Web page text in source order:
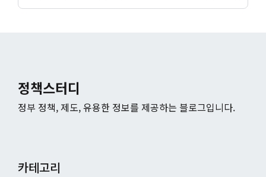
정책스터디
정부 정책, 제도, 유용한 정보를 제공하는 블로그입니다.
카테고리